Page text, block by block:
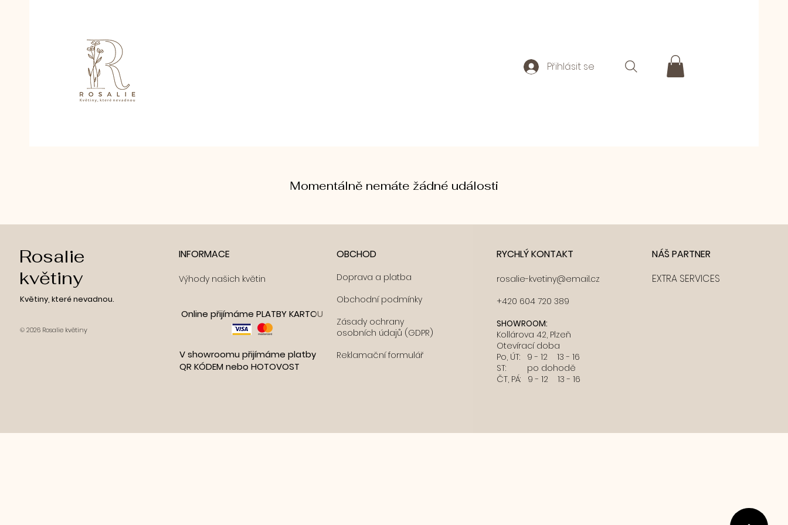
Přihlásit se
Momentálně nemáte žádné události
Rosalie
květiny
Květiny, které nevadnou.
​© 2026 Rosalie květiny
INFORMACE
Výhody našich květin
Online přijímáme PLATBY KARTOU
V showroomu přijímáme platby
QR KÓDEM nebo HOTOVOST
OBCHOD
Doprava a platba
Obchodní podmínky
Zásady ochrany
osobních údajů (GDPR)
Reklamační formulář
RYCHLÝ KONTAKT
rosalie-kvetiny@email.cz
+420 604 720 389
SHOWROOM:
Kollárova 42, Plzeň
Otevírací doba
Po, ÚT: 9 - 12 13 - 16
ST: po dohodě
ČT, PÁ: 9 - 12 13 - 16
NÁŠ PARTNER
EXTRA SERVICES